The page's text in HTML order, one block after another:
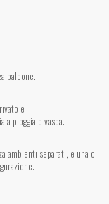
balcone.
e
a pioggia e vasca.
ambienti separati, e una o